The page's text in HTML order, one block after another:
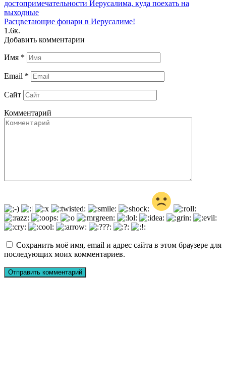
Расцветающие фонари в Иерусалиме!
1.6к.
Добавить комментарии
Имя *
Email *
Сайт
Комментарий
Сохранить моё имя, email и адрес сайта в этом браузере для
последующих моих комментариев.